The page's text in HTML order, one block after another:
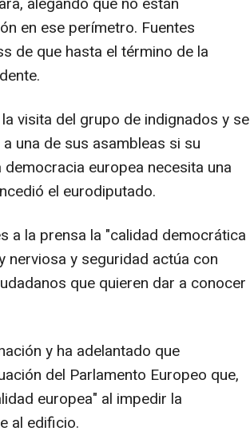
en ese perímetro. Fuentes
de que hasta el término de la
visita del grupo de indignados y se
una de sus asambleas si su
europea necesita una
el eurodiputado.
a la prensa la "calidad democrática
nerviosa y seguridad actúa con
que quieren dar a conocer
y ha adelantado que
del Parlamento Europeo que,
europea" al impedir la
al edificio.